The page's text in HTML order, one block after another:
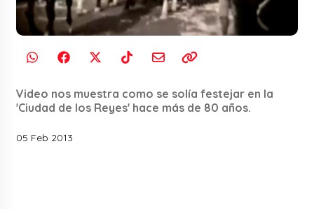
Video nos muestra como se solía festejar en la
'Ciudad de los Reyes' hace más de 80 años.
05 Feb 2013